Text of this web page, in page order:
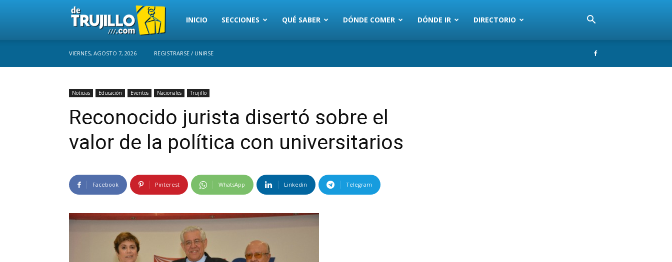
Trujillo
INICIO SECCIONES QUÉ SABER DÓNDE COMER DÓNDE IR DIRECTORIO
VIERNES, AGOSTO 7, 2026 REGISTRARSE / UNIRSE
Noticias Educación Eventos Nacionales Trujillo
Reconocido jurista disertó sobre el
valor de la política con universitarios
Facebook Pinterest WhatsApp Linkedin Telegram